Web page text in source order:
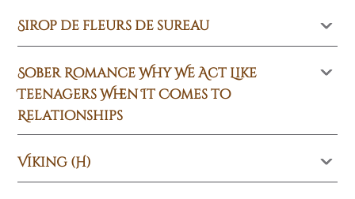
Sirop de fleurs de sureau
Sober Romance Why We Act Like
Teenagers When It Comes to
Relationships
Viking (H)